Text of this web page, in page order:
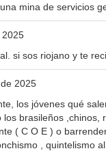
mina de servicios
2025
si sos riojano y te
2025
los jóvenes qué
brasileños ,chinos,
( C O E ) o
, quintelismo al